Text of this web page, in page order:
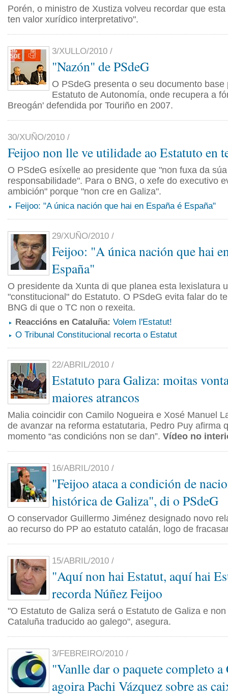
Porén, o ministro de Xustiza volveu recordar que
ten valor xurídico interpretativo".
3/XULLO/2010 /
"Nazón" de PSdeG
O PSdeG presenta o seu documento base
Estatuto de Autonomía, onde recupera a
Breogán' defendida por Touriño en 2007.
30/XUÑO/2010 /
Feijoo non lle ve utilidade ao Estatuto en
O PSdeG esíxelle ao presidente que "non fuxa da súa
responsabilidade". Para o BNG, o xefe do executivo
ambición" porque "non cre en Galiza".
Feijoo: "A única nación que hai en España é España"
29/XUÑO/2010 /
Feijoo: "A única nación que hai
España"
O presidente da Xunta di que planea esta lexislatura
"constitucional" do Estatuto. O PSdeG evita falar do
BNG di que o TC non o rexeita.
Reaccións en Cataluña: Volem l'Estatut!
O Tribunal Constitucional recorta o Estatut
22/ABRIL/2010 /
Estatuto para Galiza: moitas
maiores atrancos
Malia coincidir con Camilo Nogueira e Xosé Manuel
de avanzar na reforma estatutaria, Pedro Puy afirma
momento “as condicións non se dan”. Vídeo no
16/ABRIL/2010 /
"Feijoo ataca a condición de
histórica de Galiza", di o PSdeG
O conservador Guillermo Jiménez designado novo
ao recurso do PP ao estatuto catalán, logo de
15/ABRIL/2010 /
"Aquí non hai Estatut, aquí hai
recorda Núñez Feijoo
"O Estatuto de Galiza será o Estatuto de Galiza e
Cataluña traducido ao galego", asegura.
3/FEBREIRO/2010 /
"Vanlle dar o paquete completo
agoira Pachi Vázquez sobre as